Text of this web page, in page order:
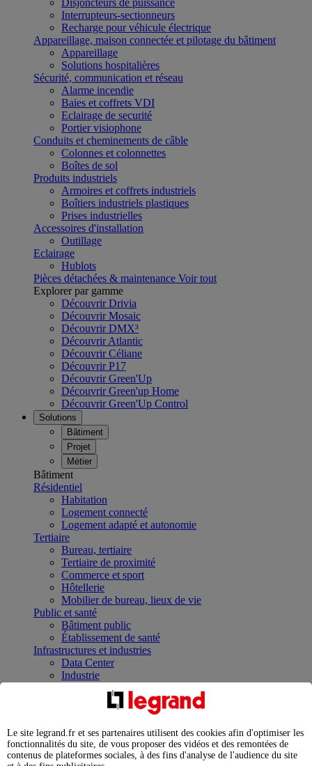
Disjoncteurs de puissance
Interrupteurs-sectionneurs
Recharge pour véhicule électrique
Appareillage, maison connectée et pilotage du bâtiment
Appareillage
Solutions hospitalières
Sécurité, communication et réseau
Alarme incendie
Baies et coffrets VDI
Eclairage de securité
Portier visiophone
Conduits et cheminements de câble
Colonnes et colonnettes
Boîtes de sol
Produits industriels
Armoires et coffrets industriels
Boîtiers industriels plastiques
Prises industrielles
Accessoires d'installation
Outillage
Eclairage
Hublots
Pièces détachées & maintenance Voir tout
Explorer par gamme
Découvrir Drivia
Découvrir Mosaic
Découvrir DMX³
Découvrir Atlantic
Découvrir Céliane
Découvrir P17
Découvrir Green'Up
Découvrir Green'up Home
Découvrir Green'Up Control
Solutions
Bâtiment
Projet
Métier
Bâtiment
Résidentiel
Habitation
Logement connecté
Logement adapté et autonomie
Tertiaire
Bureau, tertiaire
Tertiaire de proximité
Commerce et sport
Hôtellerie
Mobilier de bureau, lieux de vie
Public et santé
Bâtiment public
Établissement de santé
Infrastructures et industries
Data Center
Industrie
Infrastructures
Contrôler et planifier le fonctionnement des appareils
Répartir et optimiser son tableau électrique
Legrand Data Center Solutions : concentrer les
expertises au service de vos performances
Le site legrand.fr et ses partenaires utilisent des cookies afin d'optimiser les
fonctionnalités du site, de vous proposer des vidéos et des remontées de
contenus de plateformes sociales, à des fins d'analyse de l'audience du site